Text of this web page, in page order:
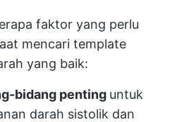
faktor yang perlu
mencari template
yang baik:
bidang penting untuk
darah sistolik dan